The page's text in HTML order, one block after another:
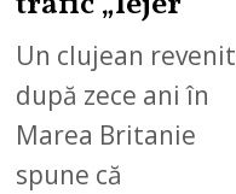
Un clujean revenit
după zece ani în
Marea Britanie
spune că